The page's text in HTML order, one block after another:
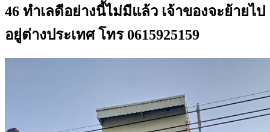
46 ทำเลดีอย่างนี้ไม่มีแล้ว เจ้าของจะย้ายไป
อยู่ต่างประเทศ โทร 0615925159